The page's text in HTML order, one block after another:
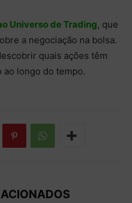
Universo de Trading, que
a negociação na bolsa.
quais ações têm
ao longo do tempo.